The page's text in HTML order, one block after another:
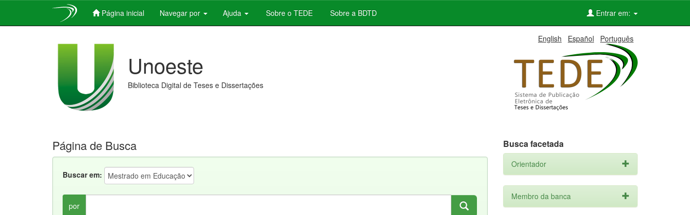
Página inicial Navegar por Ajuda Sobre o TEDE Sobre a BDTD Entrar em:
English Español Português
Unoeste
Biblioteca Digital de Teses e Dissertações
Página de Busca
Buscar em:
por
Busca facetada
Orientador
Membro da banca